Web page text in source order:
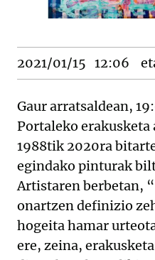
2021/01/15 12:06
Gaur arratsaldean,
Portaleko
1988tik 2020ra
egindako pinturak
Artistaren berbetan,
onartzen definizio
hogeita hamar
ere, zeina,